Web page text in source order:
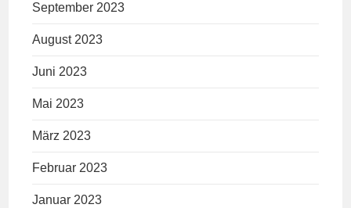
September 2023
August 2023
Juni 2023
Mai 2023
März 2023
Februar 2023
Januar 2023